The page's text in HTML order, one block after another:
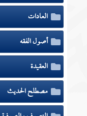
العادات
أصول الفقه
العقيدة
مصطلح الحديث